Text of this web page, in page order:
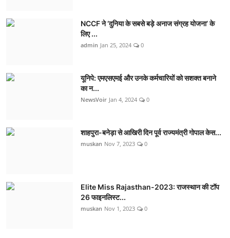
NCCF ने ‘दुनिया के सबसे बड़े अनाज संग्रह योजना’ के
लिए ...
admin Jan 25, 2024 0
यूनिपे: एमएसएमई और उनके कर्मचारियों को सशक्त बनाने
का न...
NewsVoir Jan 4, 2024 0
शाहपुरा-बनेड़ा से आखिरी दिन पूर्व राज्यमंत्री गोपाल केस...
muskan Nov 7, 2023 0
Elite Miss Rajasthan-2023: राजस्थान की टॉप
26 फाइनलिस्ट...
muskan Nov 1, 2023 0